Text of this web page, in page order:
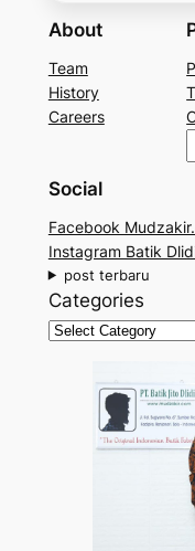
About
Team
History
Careers
e
c
h
Social
Facebook
Instagram Batik
post terbaru
Categories